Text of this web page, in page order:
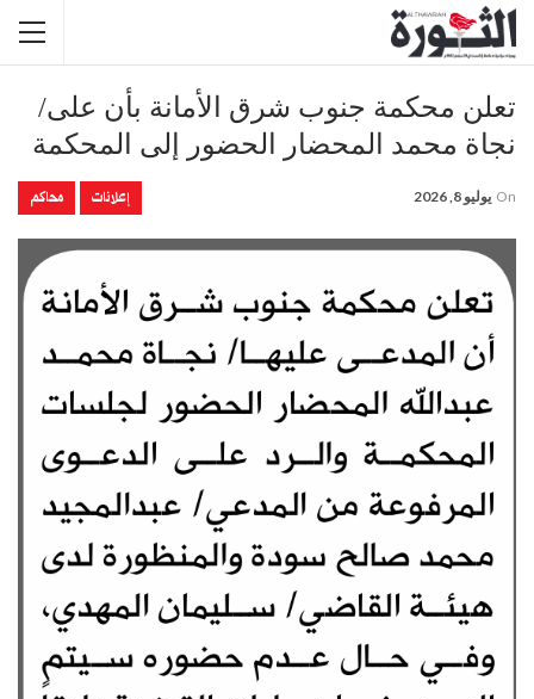
تعلن محكمة جنوب شرق الأمانة بأن على/
نجاة محمد المحضار الحضور إلى المحكمة
إعلانات محاكم On يوليو 8, 2026